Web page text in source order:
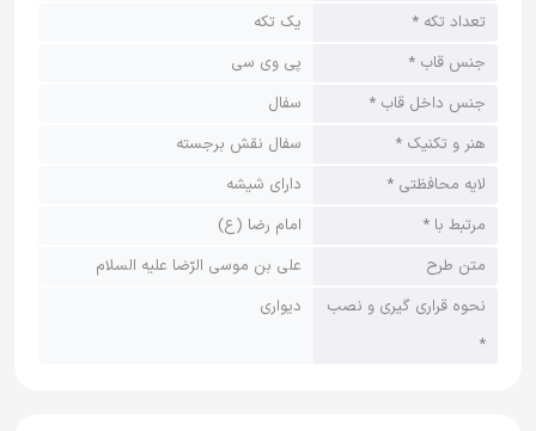
تعداد تکه *
یک تکه
جنس قاب *
پی وی سی
جنس داخل قاب *
سفال
هنر و تکنیک *
سفال نقش برجسته
لایه محافظتی *
دارای شیشه
مرتبط با *
امام رضا (ع)
متن طرح
علی بن موسی الرّضا علیه السلام
نحوه قراری گیری و نصب
*
دیواری